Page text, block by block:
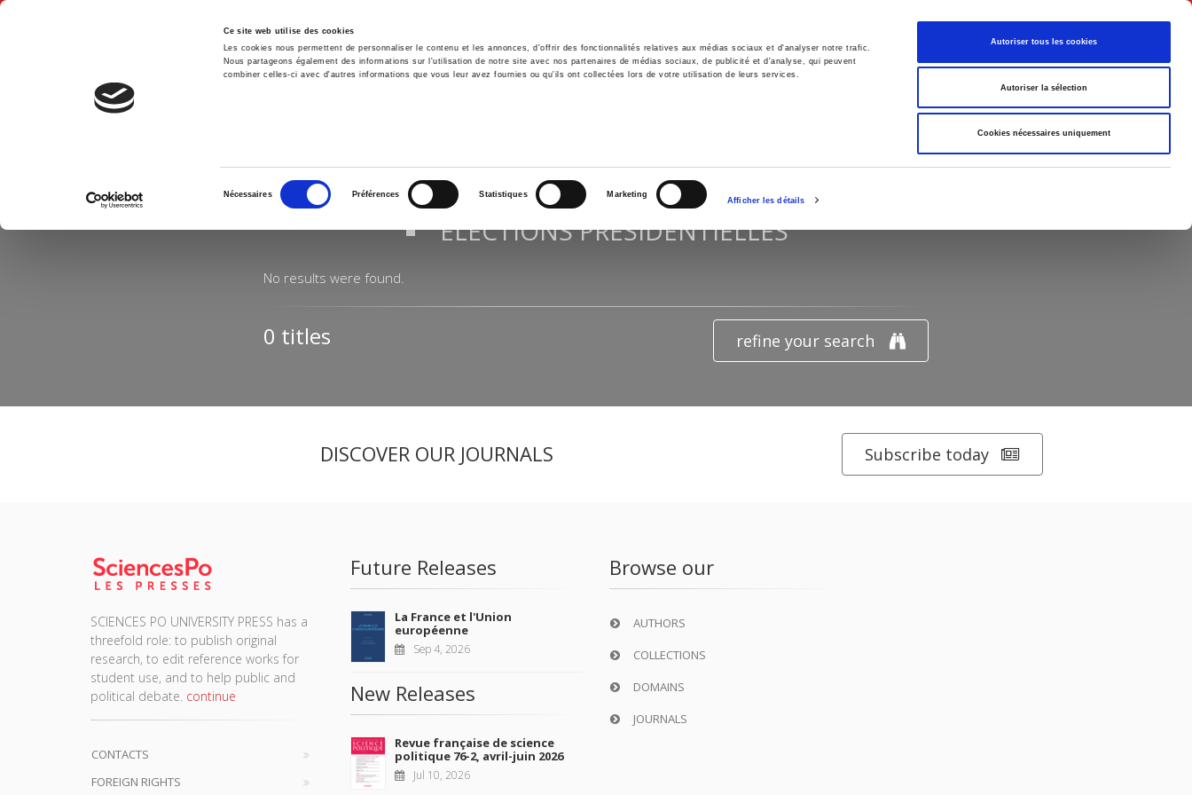
Ce site web utilise des cookies
Les cookies nous permettent de personnaliser le contenu et les annonces, d'offrir des fonctionnalités relatives aux médias sociaux et d'analyser notre trafic.
Nous partageons également des informations sur l'utilisation de notre site avec nos partenaires de médias sociaux, de publicité et d'analyse, qui peuvent
combiner celles-ci avec d'autres informations que vous leur avez fournies ou qu'ils ont collectées lors de votre utilisation de leurs services.
consentement
Nécessaires Préférences Statistiques Marketing
Afficher les détails
Autoriser tous les cookies
Autoriser la sélection
Cookies nécessaires uniquement
English
Home Environment History International Politics
RESULTS OF THE SEARCH FOR
"ÉLECTIONS PRÉSIDENTIELLES"
No results were found.
refine your search
0 titles
DISCOVER OUR JOURNALS Subscribe today
SCIENCES PO UNIVERSITY PRESS has a
threefold role: to publish original
research, to edit reference works for
student use, and to help public and
political debate. continue
CONTACTS
FOREIGN RIGHTS
Future Releases
La France et l'Union
européenne
Sep 4, 2026
New Releases
Revue française de science
politique 76-2, avril-juin 2026
Jul 10, 2026
Browse our
AUTHORS
COLLECTIONS
DOMAINS
JOURNALS